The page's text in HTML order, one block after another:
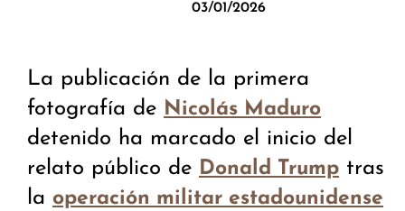
03/01/2026
La publicación de la primera
fotografía de Nicolás Maduro
detenido ha marcado el inicio del
relato público de Donald Trump tras
la operación militar estadounidense